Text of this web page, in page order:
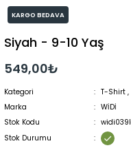
KARGO BEDAVA
Siyah - 9-10 Yaş
549,00₺
Kategori T-Shirt ,
Marka
WİDİ
Stok Kodu
Stok Durumu